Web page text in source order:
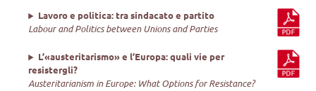
Lavoro e politica: tra sindacato e partito
Labour and Politics between Unions and Parties
L’«austeritarismo» e l’Europa: quali vie per
resistergli?
Austeritarianism in Europe: What Options for Resistance?